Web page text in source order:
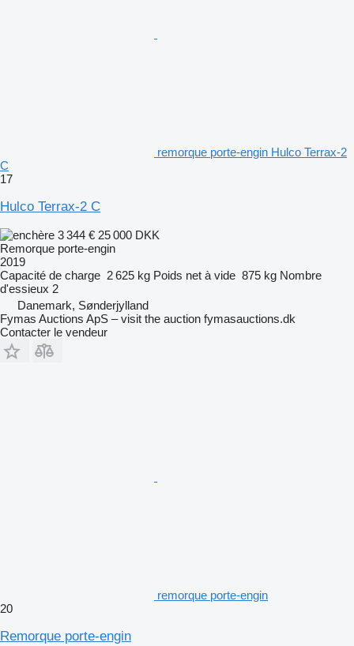
remorque porte-engin Hulco Terrax-2
C
17
Hulco Terrax-2 C
3 344 € 25 000 DKK
Remorque porte-engin
2019
Capacité de charge 2 625 kg Poids net à vide 875 kg Nombre
d'essieux 2
Danemark, Sønderjylland
Fymas Auctions ApS – visit the auction fymasauctions.dk
Contacter le vendeur
remorque porte-engin
20
Remorque porte-engin